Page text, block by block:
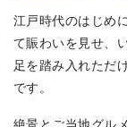
江戸時代のはじめ
て賑わいを見せ、
足を踏み入れただ
です。
絶景とご当地グル